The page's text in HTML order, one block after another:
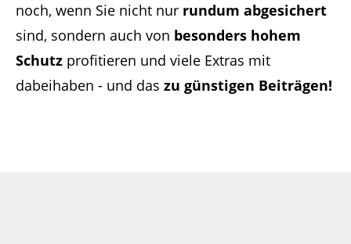
noch, wenn Sie nicht nur rundum abgesichert
sind, sondern auch von besonders hohem
Schutz profitieren und viele Extras mit
dabeihaben - und das zu günstigen Beiträgen!